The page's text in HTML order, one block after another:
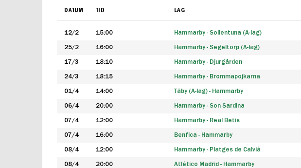
DATUM TID LAG
12/2 15:00 Hammarby - Sollentuna (A-lag)
25/2 16:00 Hammarby - Segeltorp (A-lag)
17/3 18:10 Hammarby - Djurgården
24/3 18:15 Hammarby - Brommapojkarna
01/4 14:00 Täby (A-lag) - Hammarby
06/4 20:00 Hammarby - Son Sardina
07/4 12:00 Hammarby - Real Betis
07/4 16:00 Benfica - Hammarby
08/4 12:00 Hammarby - Platges de Calvià
08/4 20:00 Atlético Madrid - Hammarby